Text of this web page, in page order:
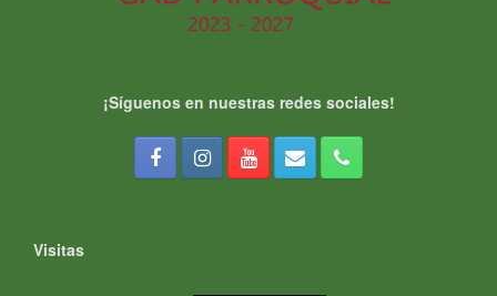
¡Síguenos en nuestras redes sociales!
Visitas